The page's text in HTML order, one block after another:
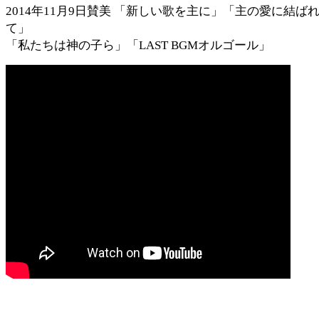
2014年11月9日賛美 「新しい歌を主に」「主の愛に結ばれ
て」
「私たちは神の子ら」「LAST BGMオルゴール」